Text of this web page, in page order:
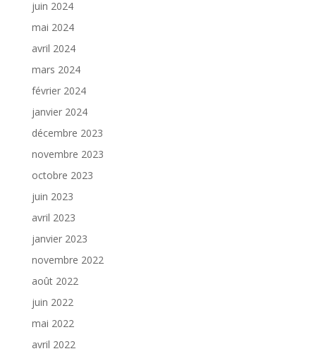
juin 2024
mai 2024
avril 2024
mars 2024
février 2024
janvier 2024
décembre 2023
novembre 2023
octobre 2023
juin 2023
avril 2023
janvier 2023
novembre 2022
août 2022
juin 2022
mai 2022
avril 2022